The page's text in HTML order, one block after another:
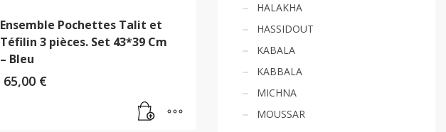
Ensemble Pochettes Talit et
Téfilin 3 pièces. Set 43*39 Cm
– Bleu
65,00 €
HALAKHA
HASSIDOUT
KABALA
KABBALA
MICHNA
MOUSSAR